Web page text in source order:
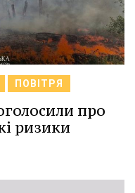
ПОВІТРЯ
про
ризики